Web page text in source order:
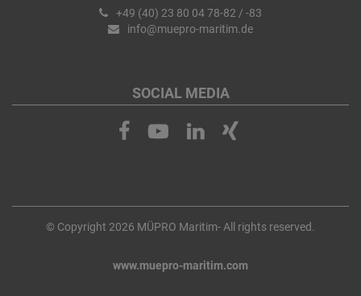
+49 (40) 23 80 04 78-82 / -83
info@muepro-maritim.de
SOCIAL MEDIA
© Copyright 2026 MÜPRO Maritim- All rights reserved.
www.muepro-maritim.com